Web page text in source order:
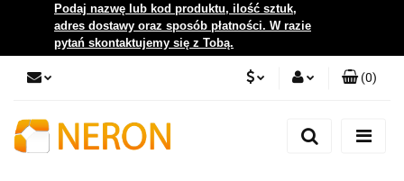
Podaj nazwę lub kod produktu, ilość sztuk,
adres dostawy oraz sposób płatności. W razie
pytań skontaktujemy się z Tobą.
Zaloguj się
(0)